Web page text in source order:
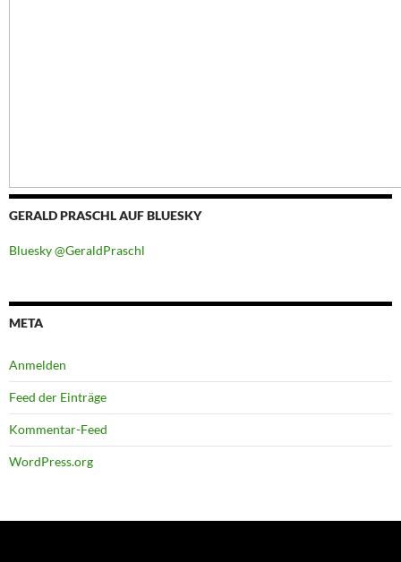
GERALD PRASCHL AUF BLUESKY
Bluesky @GeraldPraschl
META
Anmelden
Feed der Einträge
Kommentar-Feed
WordPress.org